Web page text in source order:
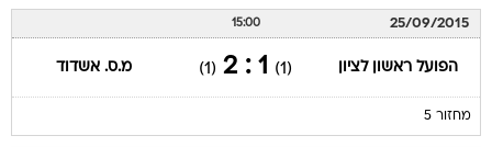
25/09/2015
15:00
הפועל ראשון לציון (1)
1 : 2
(1) מ.ס. אשדוד
מחזור 5